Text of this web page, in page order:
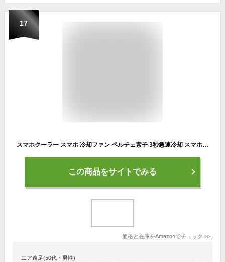
17
スマホクーラー スマホ 冷却ファン ペルチェ素子 3秒急速冷却 スマホ熱対策 静音 小型 USB給電式 実況専用 原神 伸縮クリップ Phone（5-7.3インチ）等多機種対応 日本語説明書(ブラック)
この商品をサイトでみる
価格と在庫をAmazonでチェック >>
エア遠足(50代・男性)